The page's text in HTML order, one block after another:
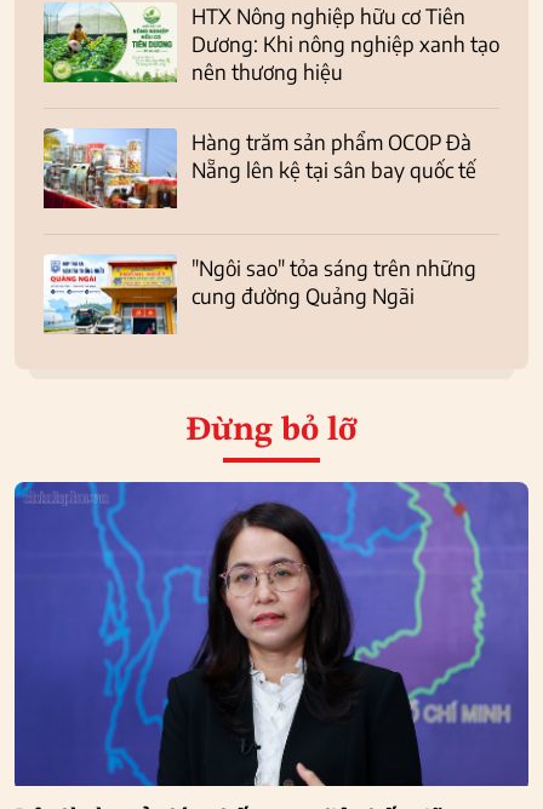
HTX Nông nghiệp hữu cơ Tiên
Dương: Khi nông nghiệp xanh tạo
nên thương hiệu
Hàng trăm sản phẩm OCOP Đà
Nẵng lên kệ tại sân bay quốc tế
"Ngôi sao" tỏa sáng trên những
cung đường Quảng Ngãi
Đừng bỏ lỡ